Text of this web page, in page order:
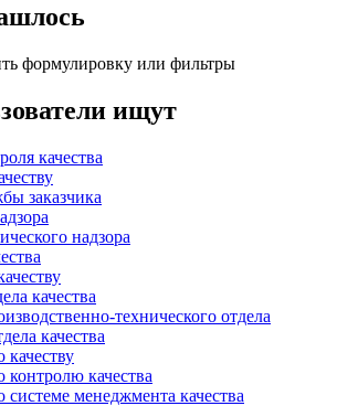
формулировку или фильтры
ищут
качества
заказчика
надзора
качества
технического отдела
качества
качеству
контролю качества
системе менеджмента качества